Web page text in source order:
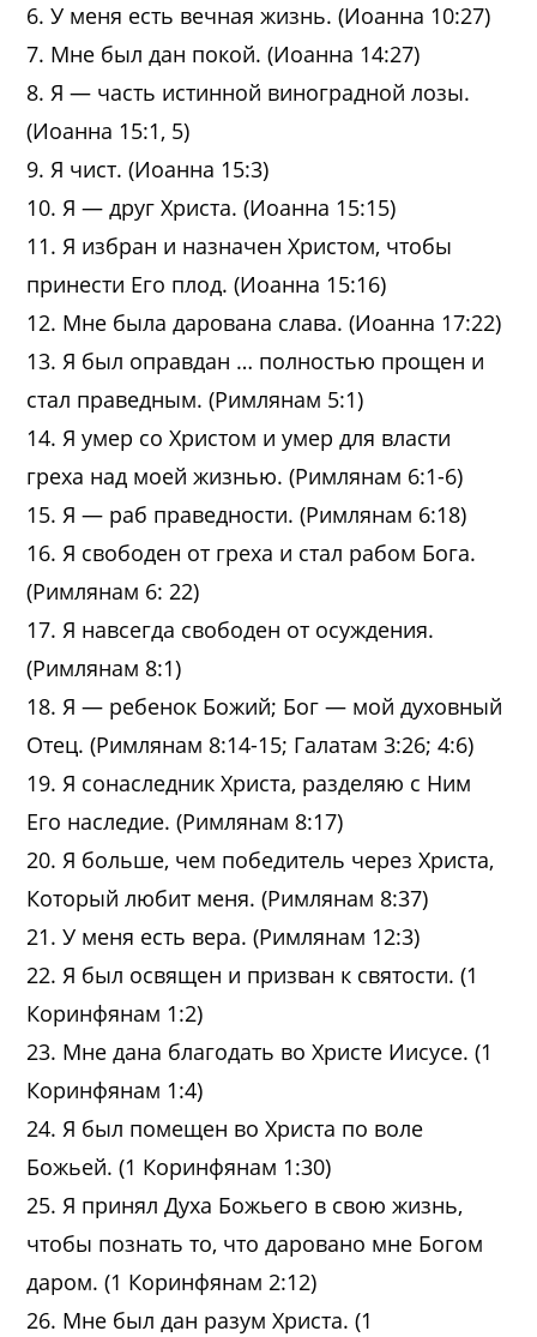
6. У меня есть вечная жизнь. (Иоанна 10:27)
7. Мне был дан покой. (Иоанна 14:27)
8. Я — часть истинной виноградной лозы.
(Иоанна 15:1, 5)
9. Я чист. (Иоанна 15:3)
10. Я — друг Христа. (Иоанна 15:15)
11. Я избран и назначен Христом, чтобы
принести Его плод. (Иоанна 15:16)
12. Мне была дарована слава. (Иоанна 17:22)
13. Я был оправдан … полностью прощен и
стал праведным. (Римлянам 5:1)
14. Я умер со Христом и умер для власти
греха над моей жизнью. (Римлянам 6:1-6)
15. Я — раб праведности. (Римлянам 6:18)
16. Я свободен от греха и стал рабом Бога.
(Римлянам 6: 22)
17. Я навсегда свободен от осуждения.
(Римлянам 8:1)
18. Я — ребенок Божий; Бог — мой духовный
Отец. (Римлянам 8:14-15; Галатам 3:26; 4:6)
19. Я сонаследник Христа, разделяю с Ним
Его наследие. (Римлянам 8:17)
20. Я больше, чем победитель через Христа,
Который любит меня. (Римлянам 8:37)
21. У меня есть вера. (Римлянам 12:3)
22. Я был освящен и призван к святости. (1
Коринфянам 1:2)
23. Мне дана благодать во Христе Иисусе. (1
Коринфянам 1:4)
24. Я был помещен во Христа по воле
Божьей. (1 Коринфянам 1:30)
25. Я принял Духа Божьего в свою жизнь,
чтобы познать то, что даровано мне Богом
даром. (1 Коринфянам 2:12)
26. Мне был дан разум Христа. (1